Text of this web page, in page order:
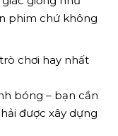
phim chứ không
chơi hay nhất
bóng – bạn cần
được xây dựng